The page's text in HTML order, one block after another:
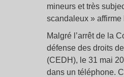
mineurs et très
scandaleux » affirme
Malgré l’arrêt de la
défense des droits
(CEDH), le 31 mai
dans un téléphone.